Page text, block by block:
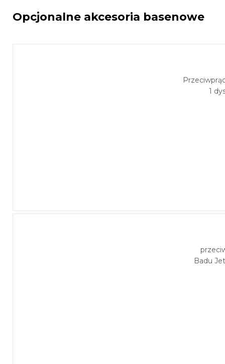
Opcjonalne akcesoria basenowe
1
Badu